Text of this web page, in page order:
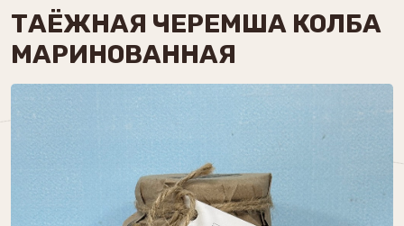
ТАЁЖНАЯ ЧЕРЕМША КОЛБА
МАРИНОВАННАЯ